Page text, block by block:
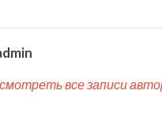
все записи